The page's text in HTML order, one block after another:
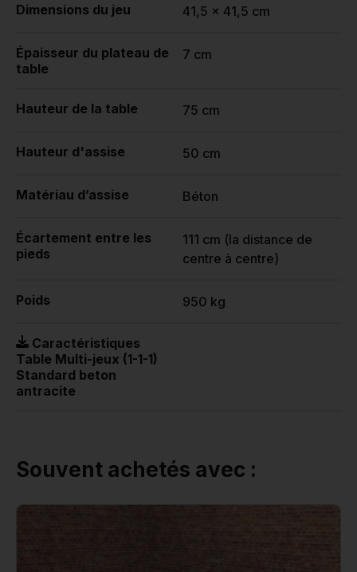
Dimensions du jeu 41,5 x 41,5 cm
Épaisseur du plateau de
table
7 cm
Hauteur de la table 75 cm
Hauteur d'assise 50 cm
Matériau d’assise Béton
Écartement entre les
pieds
111 cm (la distance de
centre à centre)
Poids 950 kg
Caractéristiques
Table Multi-jeux (1-1-1)
Standard beton
antracite
Souvent achetés avec :